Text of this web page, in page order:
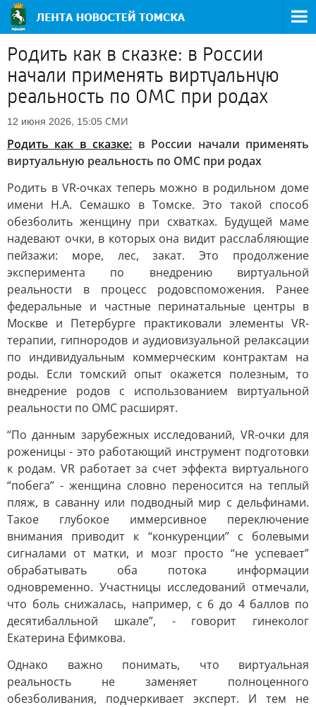
Родить как в сказке: в России
начали применять виртуальную
реальность по ОМС при родах
12 июня 2026, 15:05 СМИ
Родить как в сказке: в России начали применять
виртуальную реальность по ОМС при родах
Родить в VR-очках теперь можно в родильном доме
имени Н.А. Семашко в Томске. Это такой способ
обезболить женщину при схватках. Будущей маме
надевают очки, в которых она видит расслабляющие
пейзажи: море, лес, закат. Это продолжение
эксперимента по внедрению виртуальной
реальности в процесс родовспоможения. Ранее
федеральные и частные перинатальные центры в
Москве и Петербурге практиковали элементы VR-
терапии, гипнородов и аудиовизуальной релаксации
по индивидуальным коммерческим контрактам на
роды. Если томский опыт окажется полезным, то
внедрение родов с использованием виртуальной
реальности по ОМС расширят.
“По данным зарубежных исследований, VR-очки для
роженицы - это работающий инструмент подготовки
к родам. VR работает за счет эффекта виртуального
“побега” - женщина словно переносится на теплый
пляж, в саванну или подводный мир с дельфинами.
Такое глубокое иммерсивное переключение
внимания приводит к “конкуренции” с болевыми
сигналами от матки, и мозг просто “не успевает”
обрабатывать оба потока информации
одновременно. Участницы исследований отмечали,
что боль снижалась, например, с 6 до 4 баллов по
десятибалльной шкале”, - говорит гинеколог
Екатерина Ефимкова.
Однако важно понимать, что виртуальная
реальность не заменяет полноценного
обезболивания, подчеркивает эксперт. И тем не